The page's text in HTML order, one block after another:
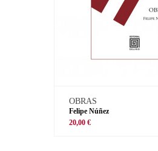
OBRAS
Felipe Núñez
20,00 €